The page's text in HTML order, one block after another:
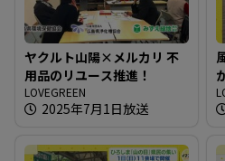
ヤクルト山陽×メルカリ 不
用品のリユース推進！
LOVEGREEN
2025年7月1日放送